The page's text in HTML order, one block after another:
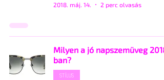
2018. máj. 14.
2 perc olvasás
Milyen a jó napszemüveg
ban?
STÍLUS